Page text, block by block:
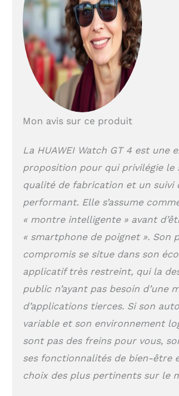
Mon avis sur ce produit
La HUAWEI Watch GT 4 est une
proposition pour qui privilégie le
qualité de fabrication et un suivi
performant. Elle s’assume
« montre intelligente » avant
« smartphone de poignet ». Son
compromis se situe dans son
applicatif très restreint, qui la
public n’ayant pas besoin d’une
d’applications tierces. Si son
variable et son environnement
sont pas des freins pour vous,
ses fonctionnalités de bien-être
choix des plus pertinents sur le